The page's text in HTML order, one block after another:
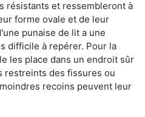
résistants et ressembleront à
forme ovale et de leur
punaise de lit a une
difficile à repérer. Pour la
les place dans un endroit sûr
restreints des fissures ou
recoins peuvent leur